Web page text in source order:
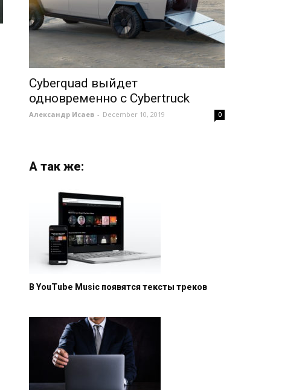
Cyberquad выйдет
одновременно с Cybertruck
Александр Исаев - December 10, 2019 0
А так же:
В YouTube Music появятся тексты треков